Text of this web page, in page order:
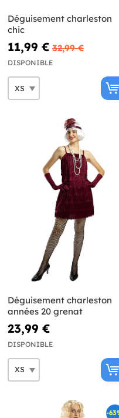
Déguisement charleston
chic
11,99 € 32,99 €
DISPONIBLE
Déguisement charleston
années 20 grenat
23,99 €
DISPONIBLE
-